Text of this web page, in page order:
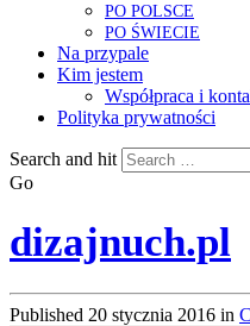
PO POLSCE
PO ŚWIECIE
Na przypale
Kim jestem
Współpraca i
Polityka prywatności
Search and hit
Go
dizajnuch.pl
Published 20 stycznia 2016 in